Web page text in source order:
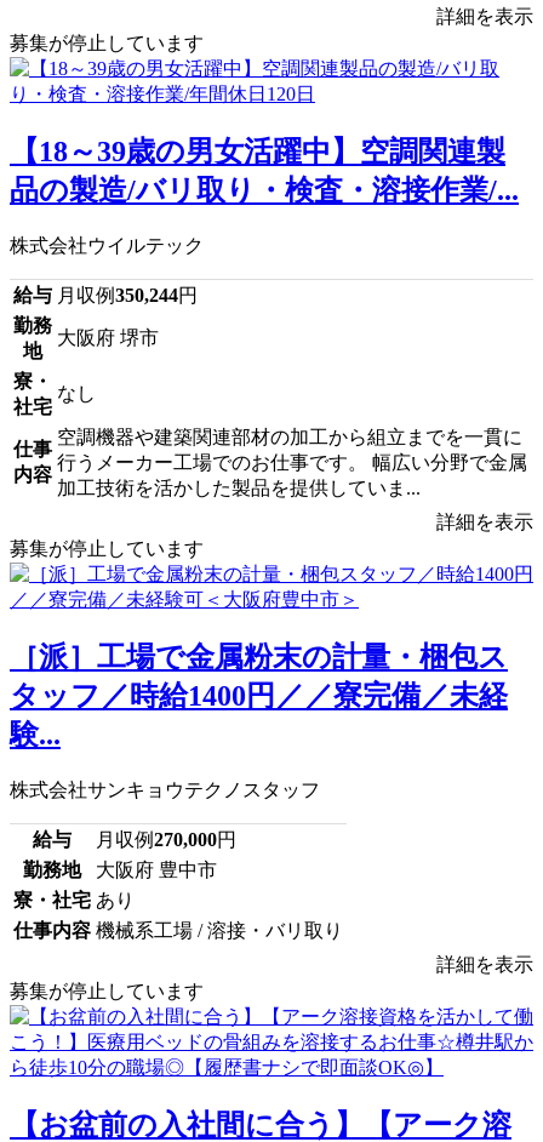
詳細を表示
募集が停止しています
【18～39歳の男女活躍中】空調関連製
品の製造/バリ取り・検査・溶接作業/...
株式会社ウイルテック
給与 月収例350,244円
勤務
地
大阪府 堺市
寮・
社宅
なし
仕事
内容
空調機器や建築関連部材の加工から組立までを一貫に
行うメーカー工場でのお仕事です。 幅広い分野で金属
加工技術を活かした製品を提供していま...
詳細を表示
募集が停止しています
［派］工場で金属粉末の計量・梱包ス
タッフ／時給1400円／／寮完備／未経
験...
株式会社サンキョウテクノスタッフ
給与 月収例270,000円
勤務地
大阪府 豊中市
寮・社宅 あり
仕事内容 機械系工場 / 溶接・バリ取り
詳細を表示
募集が停止しています
【お盆前の入社間に合う】【アーク溶